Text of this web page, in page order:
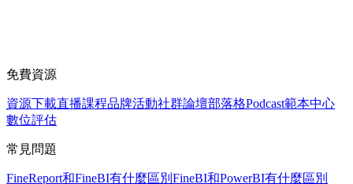
免費資源
資源下載直播課程品牌活動社群論壇部落格Podcast範本中心
數位評估
常見問題
FineReport和FineBI有什麼區別 FineBI和PowerBI有什麼區別